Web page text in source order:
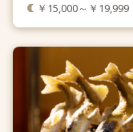
￥15,000～￥19,999